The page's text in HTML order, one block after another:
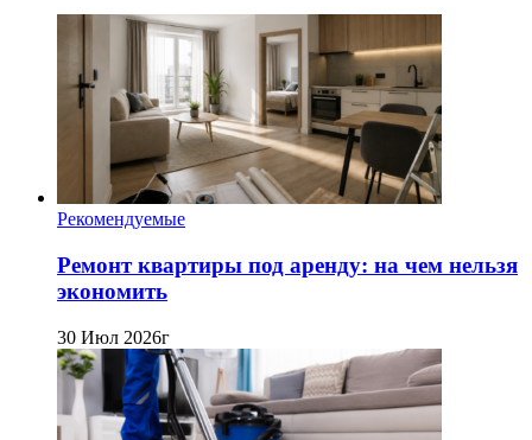
Рекомендуемые
Ремонт квартиры под аренду: на чем нельзя
экономить
30 Июл 2026г